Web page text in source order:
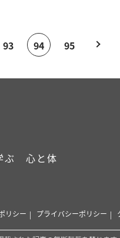
93 94 95
ぶ
心と体
リシー プライバシーポリシー